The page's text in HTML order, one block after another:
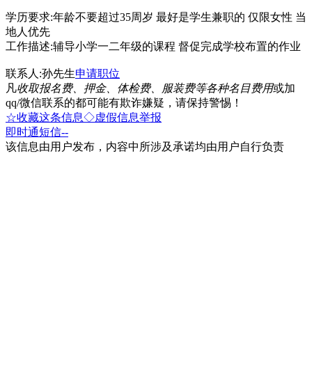
学历要求:年龄不要超过35周岁 最好是学生兼职的 仅限女性 当
地人优先
工作描述:辅导小学一二年级的课程 督促完成学校布置的作业
联系人:孙先生申请职位
凡收取报名费、押金、体检费、服装费等各种名目费用或加
qq/微信联系的都可能有欺诈嫌疑，请保持警惕！
☆收藏这条信息◇虚假信息举报
即时通短信--
该信息由用户发布，内容中所涉及承诺均由用户自行负责